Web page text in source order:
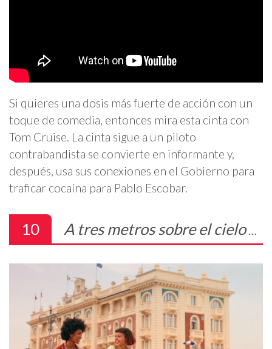
Si quieres una dosis más fuerte de acción con un
toque de comedia, entonces mira esta cinta con
Tom Cruise. La cinta sigue a un piloto
contrabandista se convierte en informante y,
después, usa sus conexiones en el Gobierno para
traficar cocaína para Pablo Escobar.
10 A tres metros sobre el cielo– 29 de abril